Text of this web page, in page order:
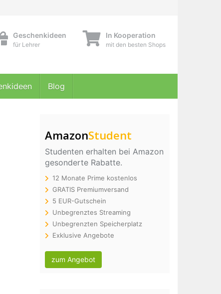
Geschenkideen
für Lehrer
In Kooperation
mit den besten Shops
Blog
AmazonStudent
Studenten erhalten bei Amazon
gesonderte Rabatte.
12 Monate Prime kostenlos
GRATIS Premiumversand
5 EUR-Gutschein
Unbegrenztes Streaming
Unbegrenzten Speicherplatz
Exklusive Angebote
zum Angebot